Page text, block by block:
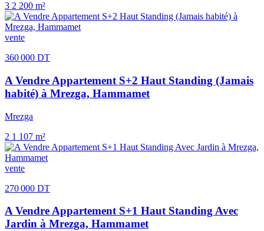
3 2 200 m²
vente
360 000 DT
A Vendre Appartement S+2 Haut Standing (Jamais
habité) à Mrezga, Hammamet
Mrezga
2 1 107 m²
vente
270 000 DT
A Vendre Appartement S+1 Haut Standing Avec
Jardin à Mrezga, Hammamet